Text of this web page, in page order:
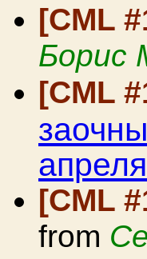
[CML
Борис
[CML
[CML
from